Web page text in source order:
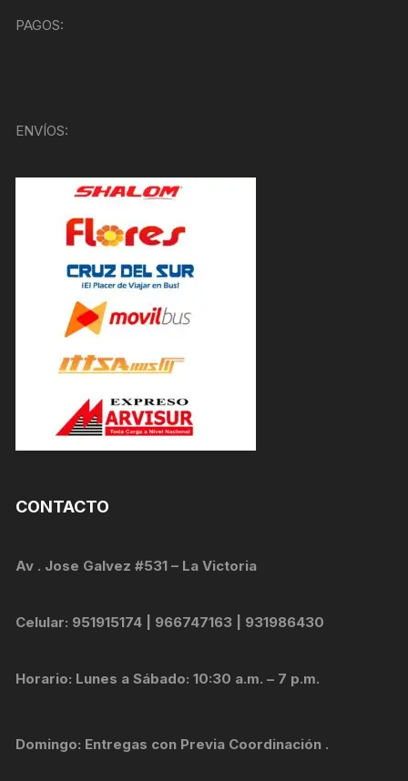
PAGOS:
ENVÍOS:
CONTACTO
Av . Jose Galvez #531 – La Victoria
Celular: 951915174 | 966747163 | 931986430
Horario: Lunes a Sábado: 10:30 a.m. – 7 p.m.
Domingo: Entregas con Previa Coordinación .